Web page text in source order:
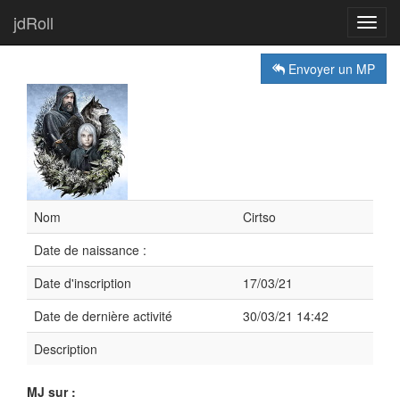
jdRoll
Envoyer un MP
Nom
Cirtso
Date de naissance :
Date d'inscription
17/03/21
Date de dernière activité
30/03/21 14:42
Description
MJ sur :